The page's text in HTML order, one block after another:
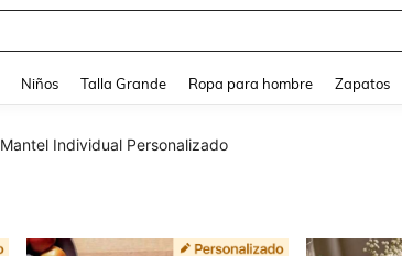
Niños Talla Grande Ropa para hombre Zapatos
Mantel Individual Personalizado